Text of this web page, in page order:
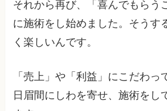
それから再び、「喜んでもらう
に施術をし始めました。そうす
く楽しいんです。
「売上」や「利益」にこだわっ
日眉間にしわを寄せ、施術をし